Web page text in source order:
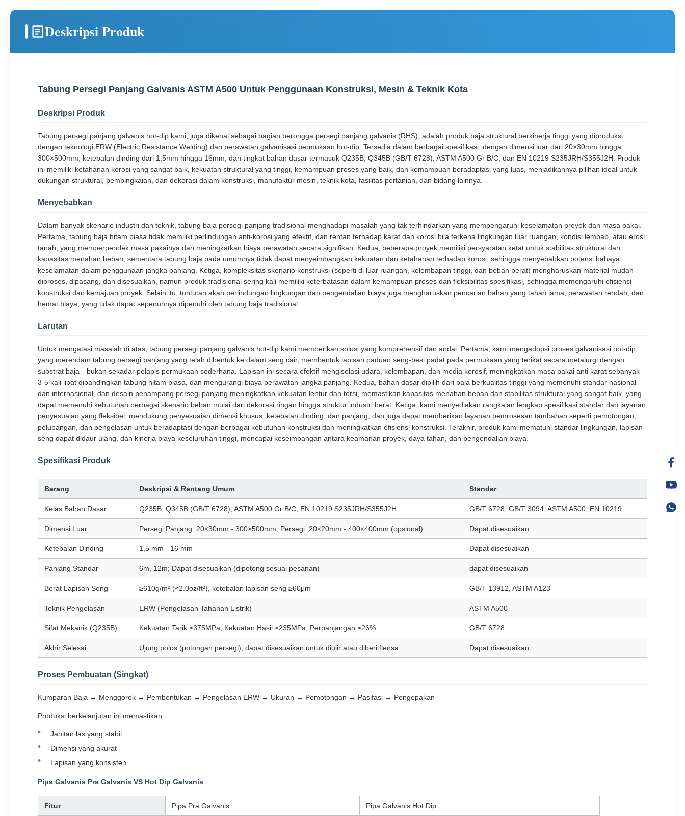
Deskripsi Produk
Tabung Persegi Panjang Galvanis ASTM A500 Untuk Penggunaan Konstruksi, Mesin & Teknik Kota
Deskripsi Produk
Tabung persegi panjang galvanis hot-dip kami, juga dikenal sebagai bagian berongga persegi panjang galvanis (RHS), adalah produk baja struktural berkinerja tinggi yang diproduksi
dengan teknologi ERW (Electric Resistance Welding) dan perawatan galvanisasi permukaan hot-dip. Tersedia dalam berbagai spesifikasi, dengan dimensi luar dari 20×30mm hingga
300×500mm, ketebalan dinding dari 1,5mm hingga 16mm, dan tingkat bahan dasar termasuk Q235B, Q345B (GB/T 6728), ASTM A500 Gr B/C, dan EN 10219 S235JRH/S355J2H. Produk
ini memiliki ketahanan korosi yang sangat baik, kekuatan struktural yang tinggi, kemampuan proses yang baik, dan kemampuan beradaptasi yang luas, menjadikannya pilihan ideal untuk
dukungan struktural, pembingkaian, dan dekorasi dalam konstruksi, manufaktur mesin, teknik kota, fasilitas pertanian, dan bidang lainnya.
Menyebabkan
Dalam banyak skenario industri dan teknik, tabung baja persegi panjang tradisional menghadapi masalah yang tak terhindarkan yang mempengaruhi keselamatan proyek dan masa pakai.
Pertama, tabung baja hitam biasa tidak memiliki perlindungan anti-korosi yang efektif, dan rentan terhadap karat dan korosi bila terkena lingkungan luar ruangan, kondisi lembab, atau erosi
tanah, yang memperpendek masa pakainya dan meningkatkan biaya perawatan secara signifikan. Kedua, beberapa proyek memiliki persyaratan ketat untuk stabilitas struktural dan
kapasitas menahan beban, sementara tabung baja pada umumnya tidak dapat menyeimbangkan kekuatan dan ketahanan terhadap korosi, sehingga menyebabkan potensi bahaya
keselamatan dalam penggunaan jangka panjang. Ketiga, kompleksitas skenario konstruksi (seperti di luar ruangan, kelembapan tinggi, dan beban berat) mengharuskan material mudah
diproses, dipasang, dan disesuaikan, namun produk tradisional sering kali memiliki keterbatasan dalam kemampuan proses dan fleksibilitas spesifikasi, sehingga memengaruhi efisiensi
konstruksi dan kemajuan proyek. Selain itu, tuntutan akan perlindungan lingkungan dan pengendalian biaya juga mengharuskan pencarian bahan yang tahan lama, perawatan rendah, dan
hemat biaya, yang tidak dapat sepenuhnya dipenuhi oleh tabung baja tradisional.
Larutan
Untuk mengatasi masalah di atas, tabung persegi panjang galvanis hot-dip kami memberikan solusi yang komprehensif dan andal. Pertama, kami mengadopsi proses galvanisasi hot-dip,
yang merendam tabung persegi panjang yang telah dibentuk ke dalam seng cair, membentuk lapisan paduan seng-besi padat pada permukaan yang terikat secara metalurgi dengan
substrat baja—bukan sekadar pelapis permukaan sederhana. Lapisan ini secara efektif mengisolasi udara, kelembapan, dan media korosif, meningkatkan masa pakai anti karat sebanyak
3-5 kali lipat dibandingkan tabung hitam biasa, dan mengurangi biaya perawatan jangka panjang. Kedua, bahan dasar dipilih dari baja berkualitas tinggi yang memenuhi standar nasional
dan internasional, dan desain penampang persegi panjang meningkatkan kekuatan lentur dan torsi, memastikan kapasitas menahan beban dan stabilitas struktural yang sangat baik, yang
dapat memenuhi kebutuhan berbagai skenario beban mulai dari dekorasi ringan hingga struktur industri berat. Ketiga, kami menyediakan rangkaian lengkap spesifikasi standar dan layanan
penyesuaian yang fleksibel, mendukung penyesuaian dimensi khusus, ketebalan dinding, dan panjang, dan juga dapat memberikan layanan pemrosesan tambahan seperti pemotongan,
pelubangan, dan pengelasan untuk beradaptasi dengan berbagai kebutuhan konstruksi dan meningkatkan efisiensi konstruksi. Terakhir, produk kami mematuhi standar lingkungan, lapisan
seng dapat didaur ulang, dan kinerja biaya keseluruhan tinggi, mencapai keseimbangan antara keamanan proyek, daya tahan, dan pengendalian biaya.
Spesifikasi Produk
Barang Deskripsi & Rentang Umum Standar
Kelas Bahan Dasar Q235B, Q345B (GB/T 6728); ASTM A500 Gr B/C; EN 10219 S235JRH/S355J2H GB/T 6728, GB/T 3094, ASTM A500, EN 10219
Dimensi Luar Persegi Panjang: 20×30mm - 300×500mm; Persegi: 20×20mm - 400×400mm (opsional) Dapat disesuaikan
Ketebalan Dinding 1,5 mm - 16 mm Dapat disesuaikan
Panjang Standar 6m, 12m; Dapat disesuaikan (dipotong sesuai pesanan) dapat disesuaikan
Berat Lapisan Seng ≥610g/m² (≈2.0oz/ft²), ketebalan lapisan seng ≥60μm GB/T 13912, ASTM A123
Teknik Pengelasan ERW (Pengelasan Tahanan Listrik) ASTM A500
Sifat Mekanik (Q235B) Kekuatan Tarik ≥375MPa; Kekuatan Hasil ≥235MPa; Perpanjangan ≥26% GB/T 6728
Akhir Selesai Ujung polos (potongan persegi), dapat disesuaikan untuk diulir atau diberi flensa Dapat disesuaikan
Proses Pembuatan (Singkat)
Kumparan Baja → Menggorok → Pembentukan → Pengelasan ERW → Ukuran → Pemotongan → Pasifasi → Pengepakan
Produksi berkelanjutan ini memastikan:
Jahitan las yang stabil
Dimensi yang akurat
Lapisan yang konsisten
Pipa Galvanis Pra Galvanis VS Hot Dip Galvanis
Fitur Pipa Pra Galvanis Pipa Galvanis Hot Dip